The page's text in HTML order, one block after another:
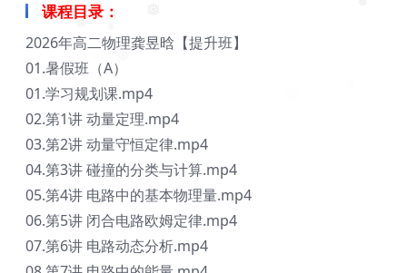
❅
❅ ❅
课程目录：
2026年高二物理龚昱晗【提升班】
01.暑假班（A）
01.学习规划课.mp4
02.第1讲 动量定理.mp4
03.第2讲 动量守恒定律.mp4
04.第3讲 碰撞的分类与计算.mp4
05.第4讲 电路中的基本物理量.mp4
06.第5讲 闭合电路欧姆定律.mp4
07.第6讲 电路动态分析.mp4